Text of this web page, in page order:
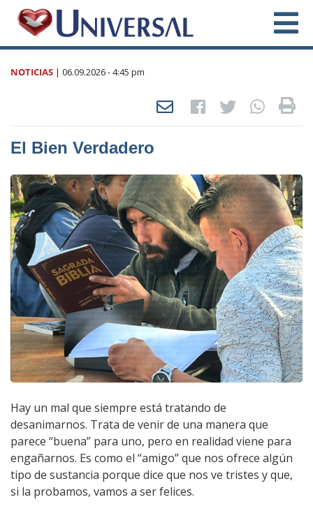
NOTICIAS | 06.09.2026- 4:45 pm
El Bien Verdadero
Hay un mal que siempre está tratando de
desanimarnos. Trata de venir de una manera que
parece “buena” para uno, pero en realidad viene para
engañarnos. Es como el “amigo” que nos ofrece algún
tipo de sustancia porque dice que nos ve tristes y que,
si la probamos, vamos a ser felices.